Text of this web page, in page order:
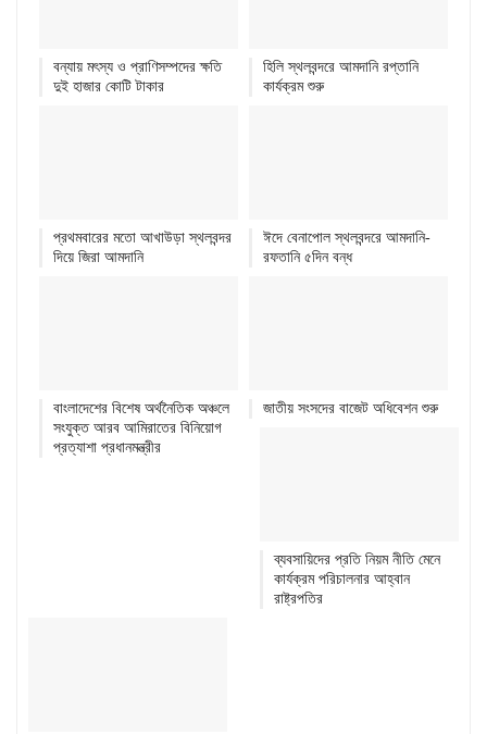
বন্যায় মৎস্য ও প্রাণিসম্পদের ক্ষতি
দুই হাজার কোটি টাকার
হিলি স্থলবন্দরে আমদানি রপ্তানি
কার্যক্রম শুরু
প্রথমবারের মতো আখাউড়া স্থলবন্দর
দিয়ে জিরা আমদানি
ঈদে বেনাপোল স্থলবন্দরে আমদানি-
রফতানি ৫দিন বন্ধ
বাংলাদেশের বিশেষ অর্থনৈতিক অঞ্চলে
সংযুক্ত আরব আমিরাতের বিনিয়োগ
প্রত্যাশা প্রধানমন্ত্রীর
জাতীয় সংসদের বাজেট অধিবেশন শুরু
ব্যবসায়িদের প্রতি নিয়ম নীতি মেনে
কার্যক্রম পরিচালনার আহ্বান
রাষ্ট্রপতির